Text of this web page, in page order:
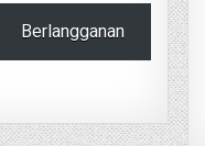
Berlangganan